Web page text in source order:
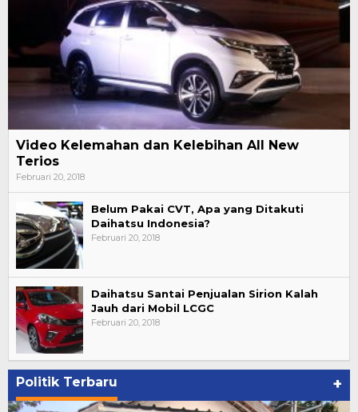
Video Kelemahan dan Kelebihan All New
Terios
Februari 20, 2018
Belum Pakai CVT, Apa yang Ditakuti
Daihatsu Indonesia?
Februari 20, 2018
Daihatsu Santai Penjualan Sirion Kalah
Jauh dari Mobil LCGC
Februari 20, 2018
Politik Terbaru +